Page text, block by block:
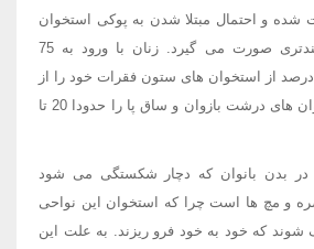
شده و احتمال مبتلا شدن به پوکی استخوان
در مردان با سرعت کندتری صورت می گیرد. زنان با ورود به 75
سالگی احتمالا 30 تا 40 درصد از استخوان های ستون فقرات خود را از
دست می دهند و استخوان های درشت بازوان و ساق پا را حدودا 20 تا
در بدن بانوان که دچار شکستگی می شود
و مچ ها است چرا که استخوان این نواحی
شوند که خود به خود فرو ریزند. به علت این